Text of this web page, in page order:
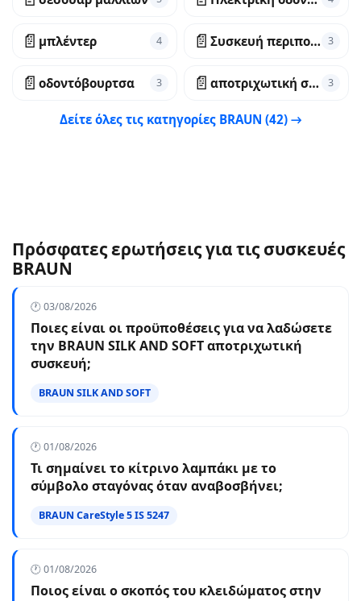
📄 μπλέντερ 4 📄 Συσκευή περιποίησης προσώπου 3
📄 οδοντόβουρτσα 3 📄 αποτριχωτική συσκευή IPL 3
Δείτε όλες τις κατηγορίες BRAUN (42) →
Πρόσφατες ερωτήσεις για τις συσκευές
BRAUN
🕐 03/08/2026
Ποιες είναι οι προϋποθέσεις για να λαδώσετε
την BRAUN SILK AND SOFT αποτριχωτική
συσκευή;
BRAUN SILK AND SOFT
🕐 01/08/2026
Τι σημαίνει το κίτρινο λαμπάκι με το
σύμβολο σταγόνας όταν αναβοσβήνει;
BRAUN CareStyle 5 IS 5247
🕐 01/08/2026
Ποιος είναι ο σκοπός του κλειδώματος στην